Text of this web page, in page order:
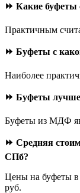
⏩ Какие
Практичным
⏩ Буфеты с
Наиболее
⏩ Буфеты
Буфеты из МДФ
⏩ Средняя
СПб?
Цены на буфеты в
руб.